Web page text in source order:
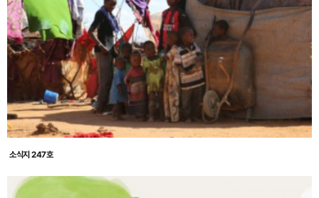
소식지 247호